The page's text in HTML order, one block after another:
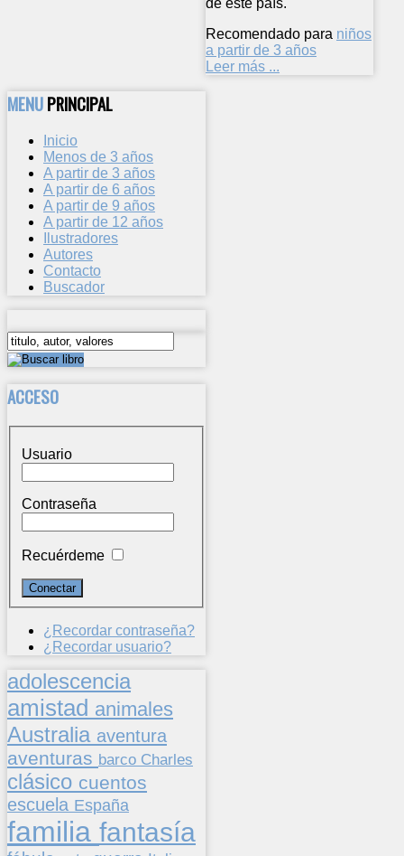
Recomendado para niños
a partir de 3 años
Leer más ...
MENUPRINCIPAL
Inicio
Menos de 3 años
A partir de 3 años
A partir de 6 años
A partir de 9 años
A partir de 12 años
Ilustradores
Autores
Contacto
Buscador
ACCESO
Usuario
Contraseña
Recuérdeme
¿Recordar contraseña?
¿Recordar usuario?
adolescencia
amistad animales
Australia aventura
aventuras barco Charles
clásico cuentos
escuela España
familia fantasía